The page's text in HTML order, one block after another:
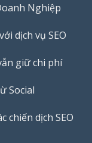
Nghiệp
dịch vụ SEO
giữ chi phí
Social
chiến dịch SEO